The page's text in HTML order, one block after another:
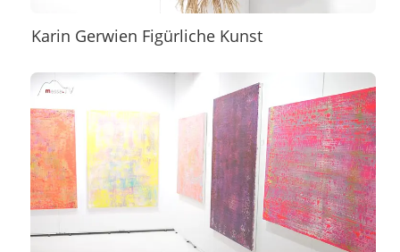
Karin Gerwien Figürliche Kunst